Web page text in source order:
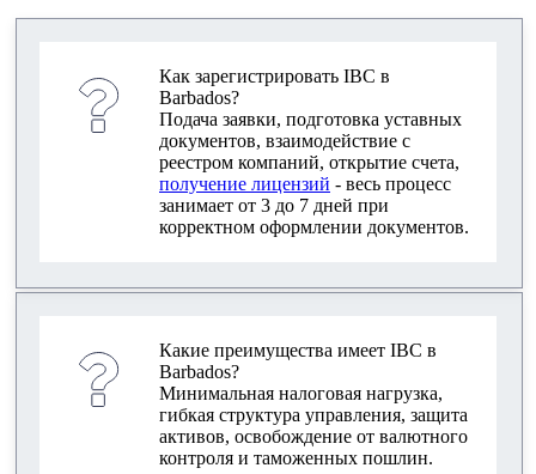
Как зарегистрировать IBC в
Barbados?
Подача заявки, подготовка уставных
документов, взаимодействие с
реестром компаний, открытие счета,
получение лицензий - весь процесс
занимает от 3 до 7 дней при
корректном оформлении документов.
Какие преимущества имеет IBC в
Barbados?
Минимальная налоговая нагрузка,
гибкая структура управления, защита
активов, освобождение от валютного
контроля и таможенных пошлин.